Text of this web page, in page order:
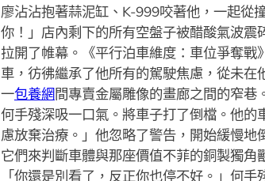
廖沾沾抱著蒜泥缸、K-999咬著他，一起從
你！」店內剩下的所有空盤子被醋酸氣波震
拉開了帷幕。《平行泊車維度：車位爭奪
車，彷彿繼承了他所有的駕駛焦慮，從未
一包養網間專賣金屬雕像的畫廊之間的窄巷
何手殘深吸一口氣。將車子打了倒檔。他
慮放棄治療。」他忽略了警告，開始緩慢
它們來判斷車體與那座價值不菲的銅製獨角
「你還是別看了，反正你也停不好。」何